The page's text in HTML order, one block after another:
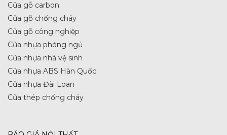
Cửa gỗ carbon
Cửa gỗ chống cháy
Cửa gỗ công nghiệp
Cửa nhựa phòng ngủ
Cửa nhựa nhà vệ sinh
Cửa nhựa ABS Hàn Quốc
Cửa nhựa Đài Loan
Cửa thép chống cháy